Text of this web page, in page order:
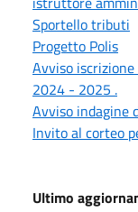
Sportello tributi
Progetto Polis
Avviso
2024 - 2025 .
Avviso indagine
Invito al corteo
Ultimo